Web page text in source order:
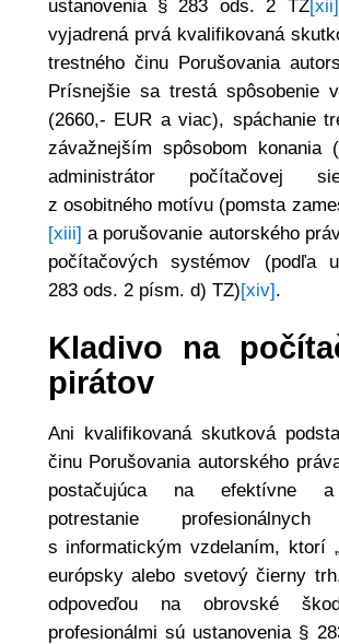
ustanovenia § 283 ods. 2 TZ[xii]
vyjadrená prvá kvalifikovaná
trestného činu Porušovania
Prísnejšie sa trestá spôsobenie
(2660,- EUR a viac), spáchanie
závažnejším spôsobom konania
administrátor počítačovej
z osobitného motívu (pomsta
[xiii] a porušovanie autorského
počítačových systémov (podľa
283 ods. 2 písm. d) TZ)[xiv].
Kladivo na
pirátov
Ani kvalifikovaná skutková
činu Porušovania autorského
postačujúca na efektívne a
potrestanie profesionálnych
s informatickým vzdelaním, ktorí
európsky alebo svetový čierny
odpoveďou na obrovské
profesionálmi sú ustanovenia §